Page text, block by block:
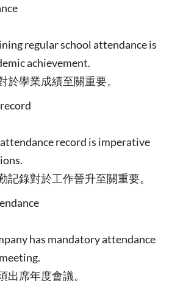
regular school attendance is
achievement.
於學業成績至關重要。
record is imperative
記錄對於工作晉升至關重要。
has mandatory attendance
出席年度會議。